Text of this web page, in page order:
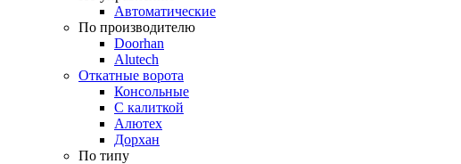
Автоматические
По производителю
Doorhan
Alutech
Откатные ворота
Консольные
С калиткой
Алютех
Дорхан
По типу